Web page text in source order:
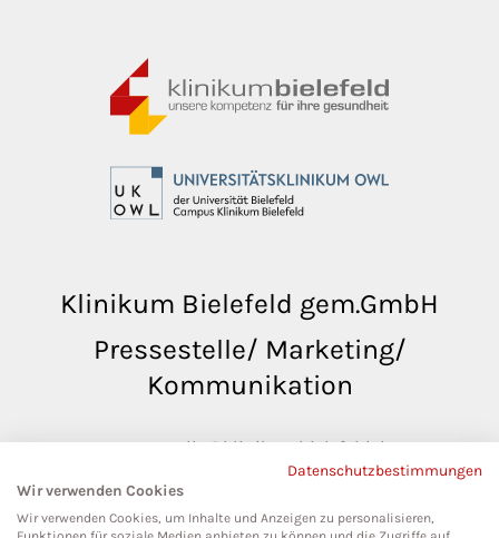
Klinikum Bielefeld gem.GmbH
Pressestelle/ Marketing/
Kommunikation
pressestelle@klinikumbielefeld.de
Teutoburger Str. 50
33604 Bielefeld
Datenschutzbestimmungen
Wir verwenden Cookies
Wir verwenden Cookies, um Inhalte und Anzeigen zu personalisieren,